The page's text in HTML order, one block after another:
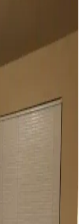
Perde
rulo stor
manzara
planlaması ile